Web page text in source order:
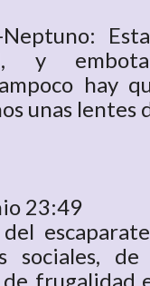
Neptuno:
y
hay
unas lentes
23:49
sociales,
de